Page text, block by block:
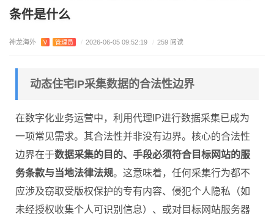
条件是什么
神龙海外 V 管理员 / 2026-06-05 09:52:19 / 259 阅读
动态住宅IP采集数据的合法性边界
在数字化业务运营中，利用代理IP进行数据采集已成为
一项常见需求。其合法性并非没有边界。核心的合法性
边界在于数据采集的目的、手段必须符合目标网站的服
务条款与当地法律法规。这意味着，任何采集行为都不
应涉及窃取受版权保护的专有内容、侵犯个人隐私（如
未经授权收集个人可识别信息）、或对目标网站服务器